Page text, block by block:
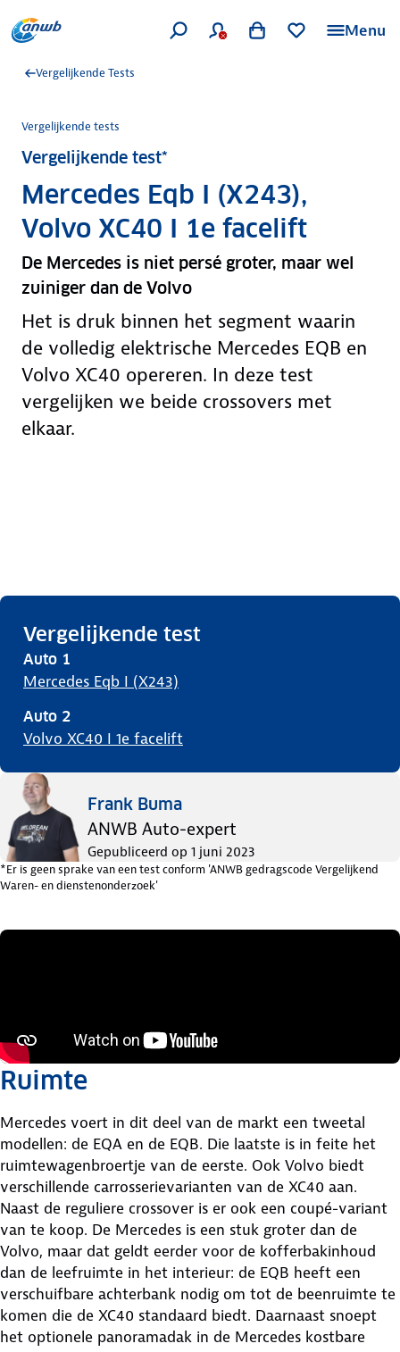
Menu
Vergelijkende Tests
Vergelijkende tests
Vergelijkende test*
Mercedes Eqb I (X243),
Volvo XC40 I 1e facelift
De Mercedes is niet persé groter, maar wel
zuiniger dan de Volvo
Het is druk binnen het segment waarin
de volledig elektrische Mercedes EQB en
Volvo XC40 opereren. In deze test
vergelijken we beide crossovers met
elkaar.
Vergelijkende test
Auto 1
Mercedes Eqb I (X243)
Auto 2
Volvo XC40 I 1e facelift
Frank Buma
ANWB Auto-expert
Gepubliceerd op 1 juni 2023
*Er is geen sprake van een test conform 'ANWB gedragscode Vergelijkend
Waren- en dienstenonderzoek'
Ruimte
Mercedes voert in dit deel van de markt een tweetal
modellen: de EQA en de EQB. Die laatste is in feite het
ruimtewagenbroertje van de eerste. Ook Volvo biedt
verschillende carrosserievarianten van de XC40 aan.
Naast de reguliere crossover is er ook een coupé-variant
van te koop. De Mercedes is een stuk groter dan de
Volvo, maar dat geldt eerder voor de kofferbakinhoud
dan de leefruimte in het interieur: de EQB heeft een
verschuifbare achterbank nodig om tot de beenruimte te
komen die de XC40 standaard biedt. Daarnaast snoept
het optionele panoramadak in de Mercedes kostbare